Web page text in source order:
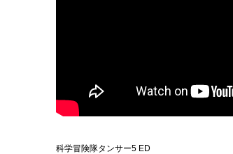
科学冒険隊タンサー5 ED